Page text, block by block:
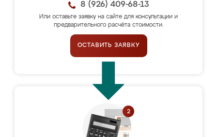
8 (926) 409-68-13
Или оставьте заявку на сайте для консультации и
предварительного расчёта стоимости.
ОСТАВИТЬ ЗАЯВКУ